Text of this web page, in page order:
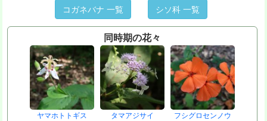
コガネバナ 一覧 シソ科 一覧
同時期の花々
ヤマホトトギス タマアジサイ フシグロセンノウ